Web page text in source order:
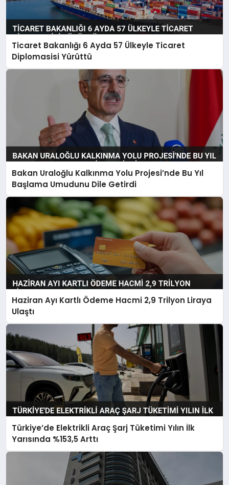
Ticaret Bakanlığı 6 Ayda 57 Ülkeyle Ticaret
Diplomasisi Yürüttü
Bakan Uraloğlu Kalkınma Yolu Projesi’nde Bu Yıl
Başlama Umudunu Dile Getirdi
Haziran Ayı Kartlı Ödeme Hacmi 2,9 Trilyon Liraya
Ulaştı
Türkiye’de Elektrikli Araç Şarj Tüketimi Yılın İlk
Yarısında %153,5 Arttı